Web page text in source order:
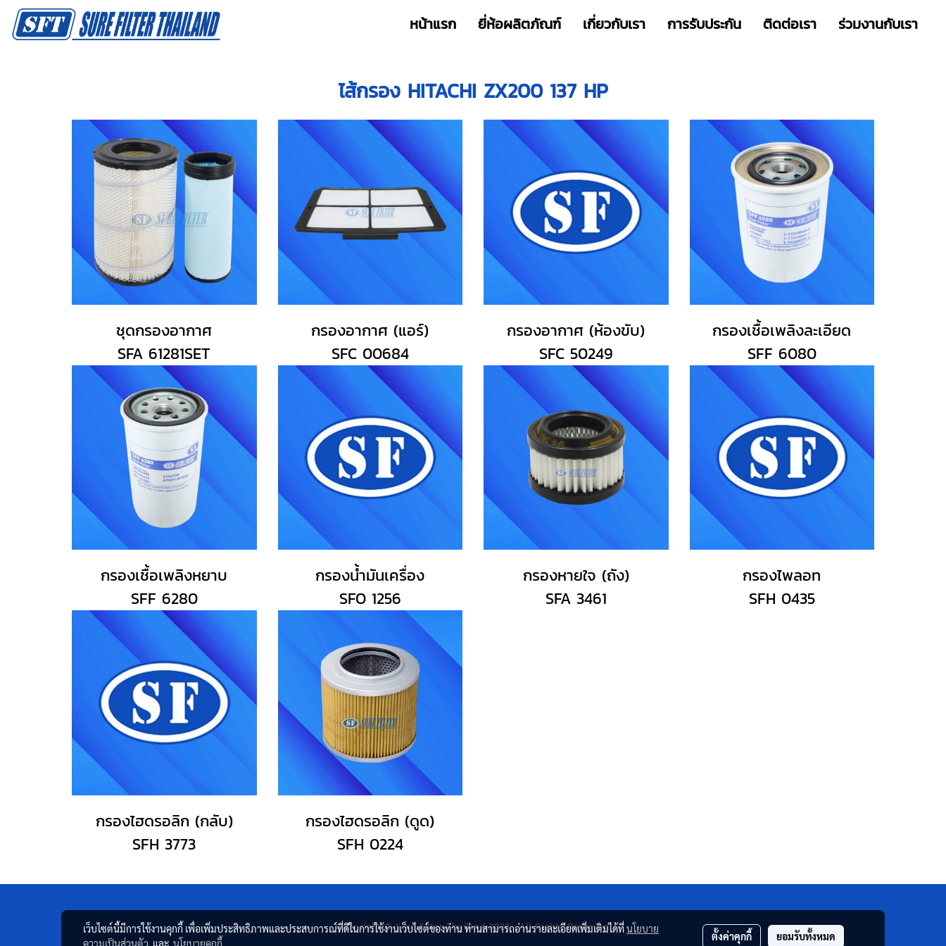
หน้าแรก ยี่ห้อผลิตภัณฑ์ เกี่ยวกับเรา การรับประกัน ติดต่อเรา ร่วมงานกับเรา
ไส้กรอง HITACHI ZX200 137 HP
ชุดกรองอากาศ
SFA 61281SET
กรองอากาศ (แอร์)
SFC 00684
กรองอากาศ (ห้องขับ)
SFC 50249
กรองเชื้อเพลิงละเอียด
SFF 6080
กรองเชื้อเพลิงหยาบ
SFF 6280
กรองน้ำมันเครื่อง
SFO 1256
กรองหายใจ (ถัง)
SFA 3461
กรองไพลอท
SFH 0435
กรองไฮดรอลิก (กลับ)
SFH 3773
กรองไฮดรอลิก (ดูด)
SFH 0224
Copy right © Sure Filter Thailand 2022 . All Rights Reserved.
เว็บไซต์นี้มีการใช้งานคุกกี้ เพื่อเพิ่มประสิทธิภาพและประสบการณ์ที่ดีในการใช้งานเว็บไซต์ของท่าน ท่านสามารถอ่านรายละเอียดเพิ่มเติมได้ที่นโยบาย
ความเป็นส่วนตัว และ นโยบายคุกกี้
ตั้งค่าคุกกี้ ยอมรับทั้งหมด